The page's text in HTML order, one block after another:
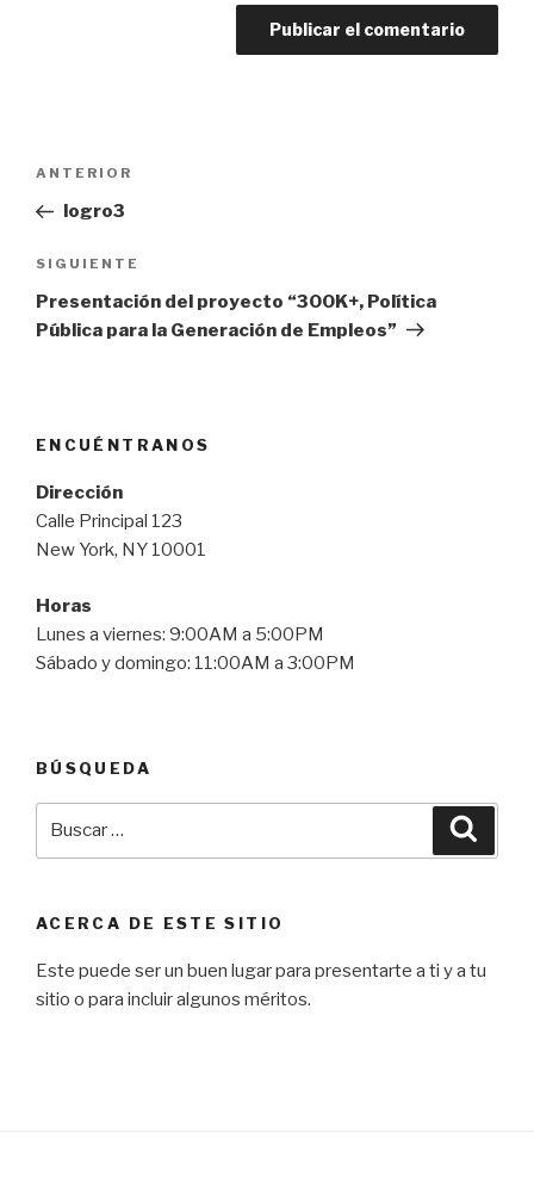
entradas
Entrada
anterior:
ANTERIOR
logro3
Siguiente
entrada
SIGUIENTE
Presentación del proyecto “300K+, Política
Pública para la Generación de Empleos”
ENCUÉNTRANOS
Dirección
Calle Principal 123
New York, NY 10001
Horas
Lunes a viernes: 9:00AM a 5:00PM
Sábado y domingo: 11:00AM a 3:00PM
BÚSQUEDA
ACERCA DE ESTE SITIO
Este puede ser un buen lugar para presentarte a ti y a tu
sitio o para incluir algunos méritos.